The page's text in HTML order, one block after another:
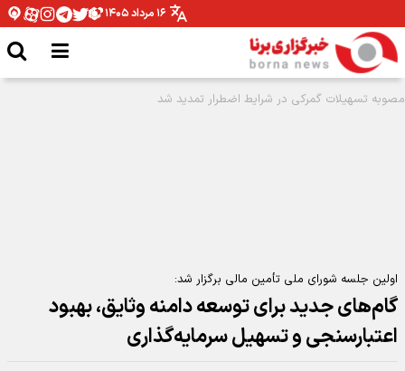
۱۶ مرداد ۱۴۰۵
اولین جلسه شورای ملی تأمین مالی برگزار شد:
گام‌های جدید برای توسعه دامنه وثایق، بهبود
اعتبارسنجی و تسهیل سرمایه‌گذاری